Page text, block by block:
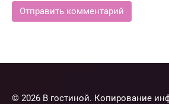
© 2026 В гостиной. Копирование